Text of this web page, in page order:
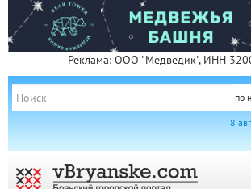
Реклама: ООО "Медведик", ИНН
по
8